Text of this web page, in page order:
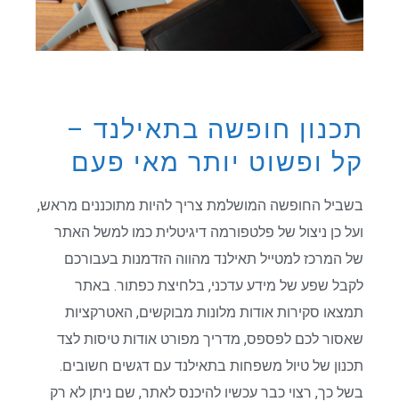
תכנון חופשה בתאילנד –
קל ופשוט יותר מאי פעם
בשביל החופשה המושלמת צריך להיות מתוכננים מראש,
ועל כן ניצול של פלטפורמה דיגיטלית כמו למשל האתר
של המרכז למטייל תאילנד מהווה הזדמנות בעבורכם
לקבל שפע של מידע עדכני, בלחיצת כפתור. באתר
תמצאו סקירות אודות מלונות מבוקשים, האטרקציות
שאסור לכם לפספס, מדריך מפורט אודות טיסות לצד
תכנון של טיול משפחות בתאילנד עם דגשים חשובים.
בשל כך, רצוי כבר עכשיו להיכנס לאתר, שם ניתן לא רק